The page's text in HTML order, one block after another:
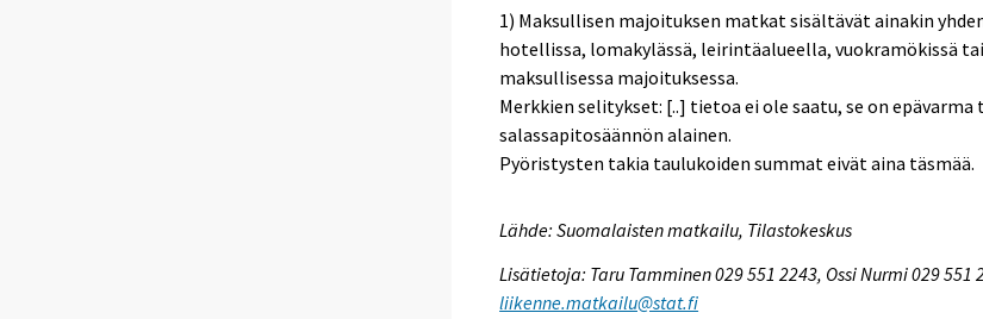
1) Maksullisen majoituksen matkat sisältävät ainakin
hotellissa, lomakylässä, leirintäalueella, vuokramökissä
maksullisessa majoituksessa.
Merkkien selitykset: [..] tietoa ei ole saatu, se on epävarma
salassapitosäännön alainen.
Pyöristysten takia taulukoiden summat eivät aina täsmää.
Lähde: Suomalaisten matkailu, Tilastokeskus
Lisätietoja: Taru Tamminen 029 551 2243, Ossi Nurmi 029 551
liikenne.matkailu@stat.fi